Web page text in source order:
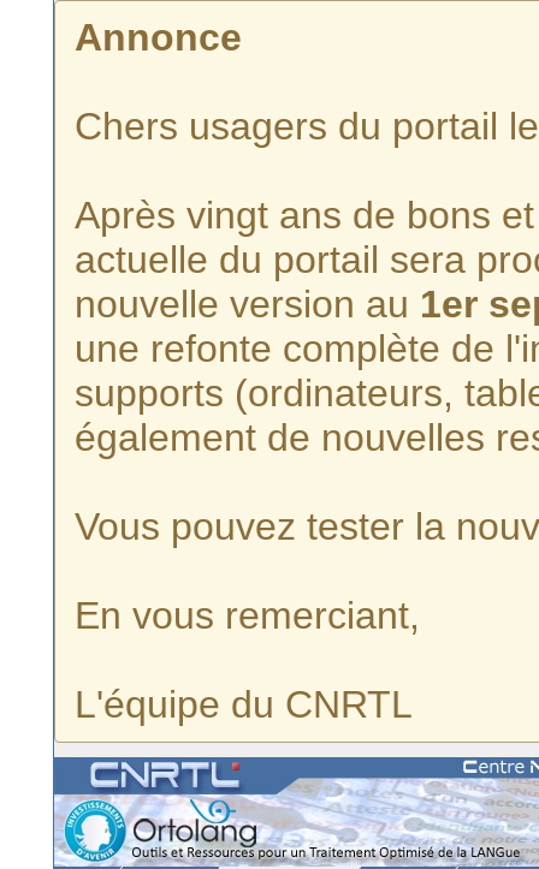
Annonce
Chers usagers du portail
Après vingt ans de bons
actuelle du portail sera
nouvelle version au 1er
une refonte complète de
supports (ordinateurs,
également de nouvelles
Vous pouvez tester la
En vous remerciant,
L'équipe du CNRTL